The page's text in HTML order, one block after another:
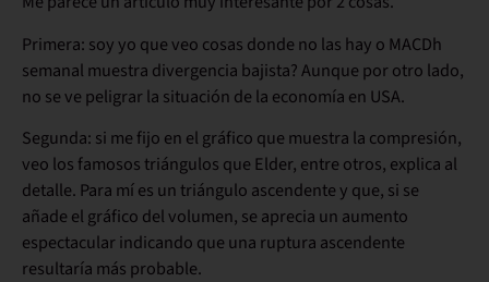
Primera: soy yo que veo cosas donde no las hay o MACDh
semanal muestra divergencia bajista? Aunque por otro lado,
no se ve peligrar la situación de la economía en USA.
Segunda: si me fijo en el gráfico que muestra la compresión,
veo los famosos triángulos que Elder, entre otros, explica al
detalle. Para mí es un triángulo ascendente y que, si se
añade el gráfico del volumen, se aprecia un aumento
espectacular indicando que una ruptura ascendente
resultaría más probable.